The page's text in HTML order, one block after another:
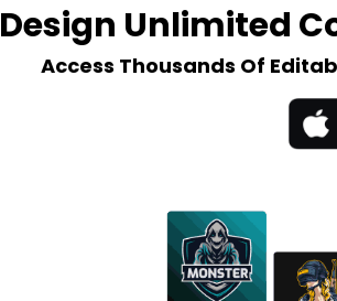
Design Unlimited
Access Thousands Of